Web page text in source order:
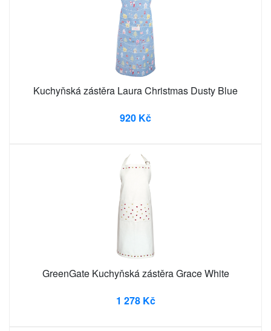
Kuchyňská zástěra Laura Christmas Dusty Blue
920 Kč
GreenGate Kuchyňská zástěra Grace White
1 278 Kč